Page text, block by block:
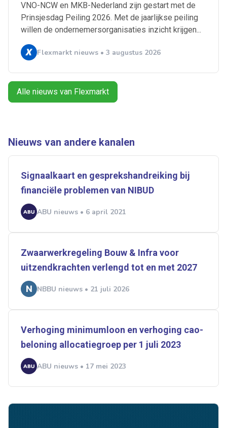
VNO-NCW en MKB-Nederland zijn gestart met de
Prinsjesdag Peiling 2026. Met de jaarlijkse peiling
willen de ondernemersorganisaties inzicht krijgen...
Flexmarkt nieuws • 3 augustus 2026
Alle nieuws van Flexmarkt
Nieuws van andere kanalen
Signaalkaart en gesprekshandreiking bij
financiële problemen van NIBUD
ABU nieuws • 6 april 2021
Zwaarwerkregeling Bouw & Infra voor
uitzendkrachten verlengd tot en met 2027
NBBU nieuws • 21 juli 2026
Verhoging minimumloon en verhoging cao-
beloning allocatiegroep per 1 juli 2023
ABU nieuws • 17 mei 2023
Alles Ingezonden ABU
Bureau Cicero
Doorzaam
Normering Arbeid
ZiPconomy